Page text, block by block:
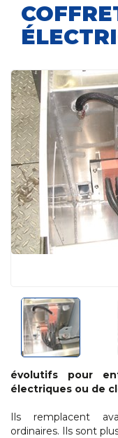
évolutifs pour
électriques ou de
Ils remplacent
ordinaires. Ils sont